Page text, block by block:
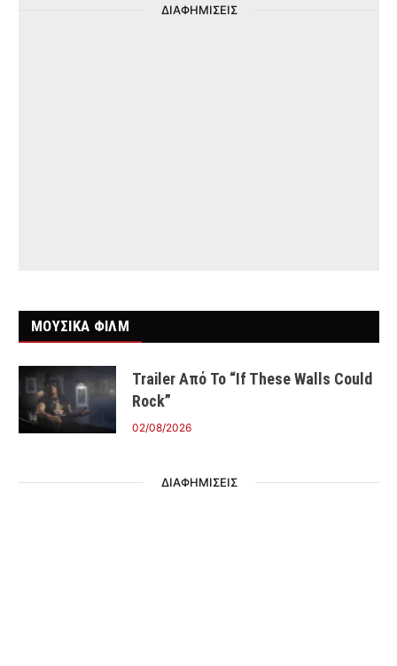
ΔΙΑΦΗΜΙΣΕΙΣ
ΜΟΥΣΙΚΑ ΦΙΛΜ
Trailer Από Το “If These Walls Could
Rock”
02/08/2026
ΔΙΑΦΗΜΙΣΕΙΣ